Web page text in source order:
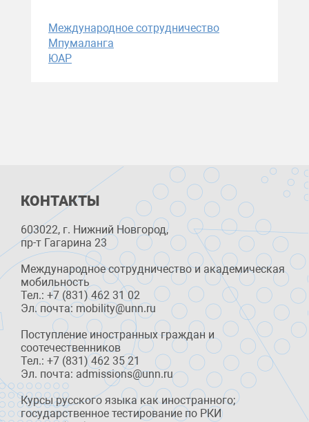
Международное сотрудничество
Мпумаланга
ЮАР
КОНТАКТЫ
603022, г. Нижний Новгород,
пр-т Гагарина 23
Международное сотрудничество и академическая
мобильность
Тел.: +7 (831) 462 31 02
Эл. почта: mobility@unn.ru
Поступление иностранных граждан и
соотечественников
Тел.: +7 (831) 462 35 21
Эл. почта: admissions@unn.ru
Курсы русского языка как иностранного;
государственное тестирование по РКИ